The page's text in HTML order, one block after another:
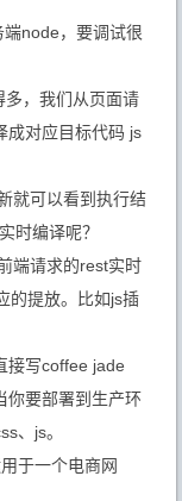
node，要调试很
，我们从页面请
成对应目标代码 js
就可以看到执行结
时编译呢？
端请求的rest实时
的提放。比如js插
接写coffee jade
你要部署到生产环
、js。
于一个电商网